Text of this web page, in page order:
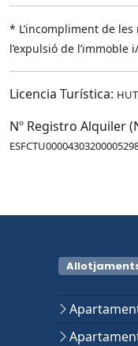
* L’incompliment de
l’expulsió de
Licencia Turística:
Nº Registro Alquiler